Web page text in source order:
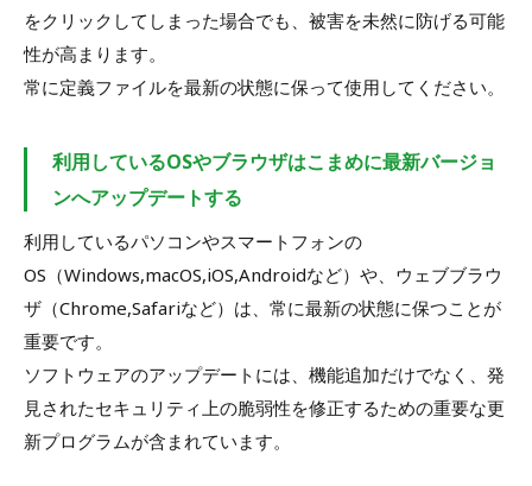
をクリックしてしまった場合でも、被害を未然に防げる可能
性が高まります。
常に定義ファイルを最新の状態に保って使用してください。
利用しているOSやブラウザはこまめに最新バージョ
ンへアップデートする
利用しているパソコンやスマートフォンの
OS（Windows,macOS,iOS,Androidなど）や、ウェブブラウ
ザ（Chrome,Safariなど）は、常に最新の状態に保つことが
重要です。
ソフトウェアのアップデートには、機能追加だけでなく、発
見されたセキュリティ上の脆弱性を修正するための重要な更
新プログラムが含まれています。